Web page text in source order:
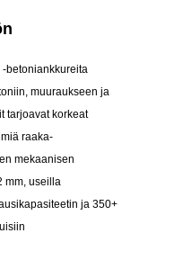
-betoniankkureita
muuraukseen ja
tarjoavat korkeat
raaka-
mekaanisen
mm, useilla
ja 350+